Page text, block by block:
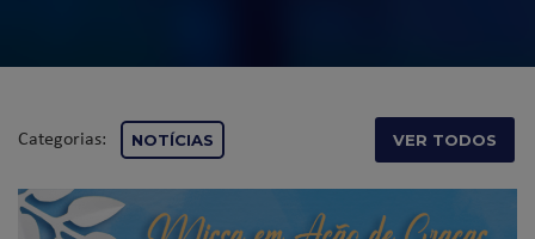
Categorias: NOTÍCIAS VER TODOS